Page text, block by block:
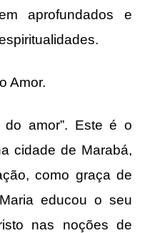
aprofundados e
Amor.
do amor”. Este é o
cidade de Marabá,
como graça de
educou o seu
nas noções de